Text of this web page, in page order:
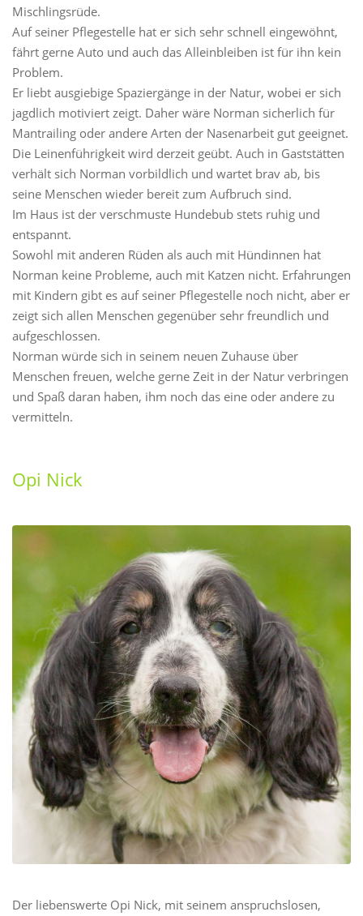
Mischlingsrüde.
Auf seiner Pflegestelle hat er sich sehr schnell eingewöhnt,
fährt gerne Auto und auch das Alleinbleiben ist für ihn kein
Problem.
Er liebt ausgiebige Spaziergänge in der Natur, wobei er sich
jagdlich motiviert zeigt. Daher wäre Norman sicherlich für
Mantrailing oder andere Arten der Nasenarbeit gut geeignet.
Die Leinenführigkeit wird derzeit geübt. Auch in Gaststätten
verhält sich Norman vorbildlich und wartet brav ab, bis
seine Menschen wieder bereit zum Aufbruch sind.
Im Haus ist der verschmuste Hundebub stets ruhig und
entspannt.
Sowohl mit anderen Rüden als auch mit Hündinnen hat
Norman keine Probleme, auch mit Katzen nicht. Erfahrungen
mit Kindern gibt es auf seiner Pflegestelle noch nicht, aber er
zeigt sich allen Menschen gegenüber sehr freundlich und
aufgeschlossen.
Norman würde sich in seinem neuen Zuhause über
Menschen freuen, welche gerne Zeit in der Natur verbringen
und Spaß daran haben, ihm noch das eine oder andere zu
vermitteln.
Opi Nick
Der liebenswerte Opi Nick, mit seinem anspruchslosen,